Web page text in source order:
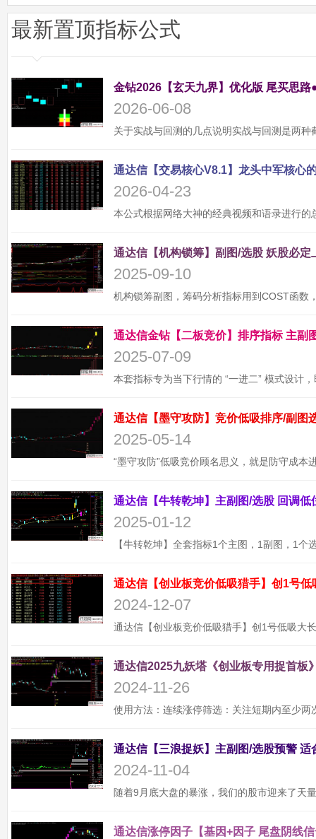
最新置顶指标公式
金钻2026【玄天九界】优化版 尾买思
2026-06-08
2026-04-23
2025-09-10
2025-07-09
2025-05-14
2025-01-12
通达信【创业板竞价低吸猎手】创1号
2024-12-07
通达信2025九妖塔《创业板专用捉首板
2024-11-26
2024-11-04
通达信涨停因子【基因+因子 尾盘阴线